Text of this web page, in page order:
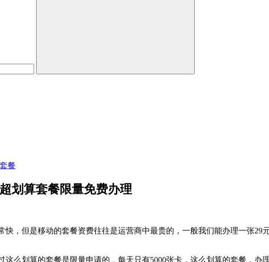
餐
划算套餐限量免费办理
，但是移动的套餐资费往往是运营商中最贵的，一般我们能办理一张29
么划算的套餐是限量申请的，每天只有5000张卡，这么划算的套餐，